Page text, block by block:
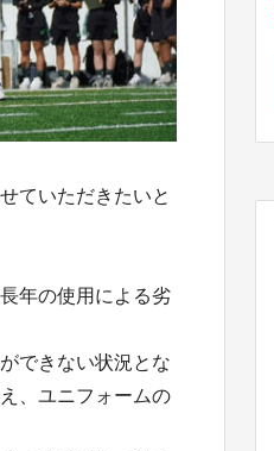
ていただきたいと
年の使用による劣
できない状況とな
、ユニフォームの